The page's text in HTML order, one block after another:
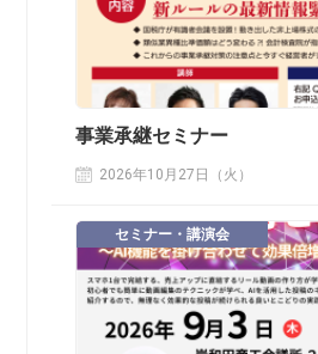
事業承継セミナー
2026年10月27日（火）
セミナー・講演会